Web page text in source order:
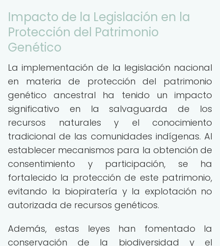
Impacto de la Legislación en la
Protección del Patrimonio
Genético
La implementación de la legislación nacional
en materia de protección del patrimonio
genético ancestral ha tenido un impacto
significativo en la salvaguarda de los
recursos naturales y el conocimiento
tradicional de las comunidades indígenas. Al
establecer mecanismos para la obtención de
consentimiento y participación, se ha
fortalecido la protección de este patrimonio,
evitando la biopiratería y la explotación no
autorizada de recursos genéticos.
Además, estas leyes han fomentado la
conservación de la biodiversidad y el